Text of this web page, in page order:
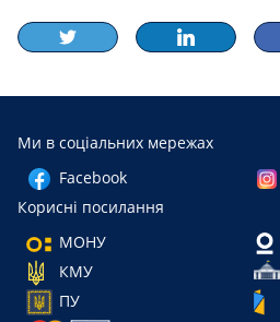
Ми в соціальних мережах
Facebook
Корисні посилання
МОНУ
КМУ
ПУ